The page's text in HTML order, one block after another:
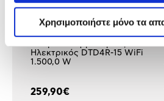
Χρησιμοποιήστε μόνο τα
Ηλεκτρικός DTD4R-15 WiFi
1.500,0 W
259,90€